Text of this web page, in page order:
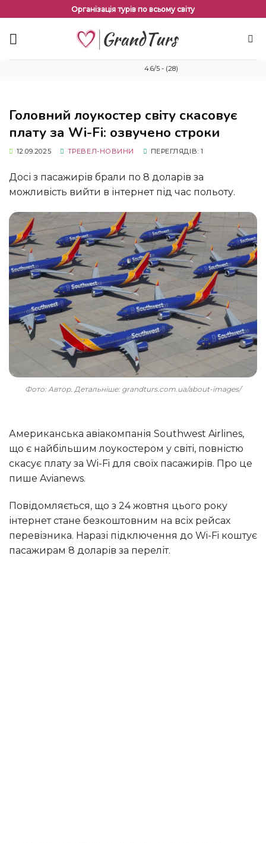
змісту
Організація турів по всьому світу
4.6/5 - (28)
Головний лоукостер світу скасовує
плату за Wi-Fi: озвучено строки
12.09.2025 ТРЕВЕЛ-НОВИНИ ПЕРЕГЛЯДІВ: 1
Досі з пасажирів брали по 8 доларів за
можливість вийти в інтернет під час польоту.
Фото: Автор. Детальніше: grandturs.com.ua/about-images/
Американська авіакомпанія Southwest Airlines,
що є найбільшим лоукостером у світі, повністю
скасує плату за Wi-Fi для своїх пасажирів. Про це
пише Avianews.
Повідомляється, що з 24 жовтня цього року
інтернет стане безкоштовним на всіх рейсах
перевізника. Наразі підключення до Wi-Fi коштує
пасажирам 8 доларів за переліт.